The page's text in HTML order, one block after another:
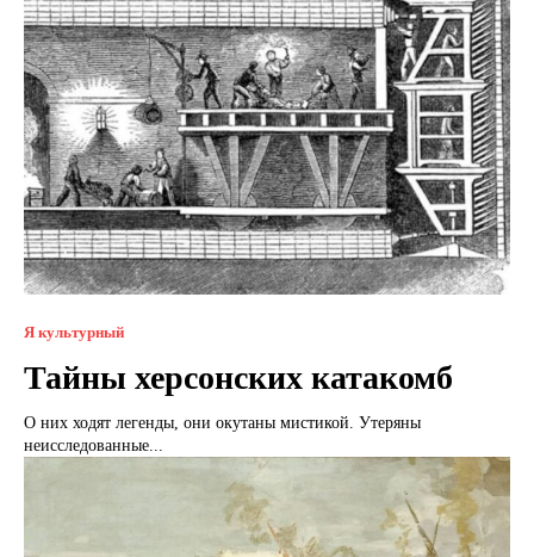
Я культурный
Тайны херсонских катакомб
О них ходят легенды, они окутаны мистикой. Утеряны
неисследованные...